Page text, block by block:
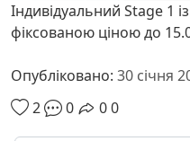
Індивідуальний Stage 1
фіксованою ціною до
Опубліковано: 30 січня
2
0 00